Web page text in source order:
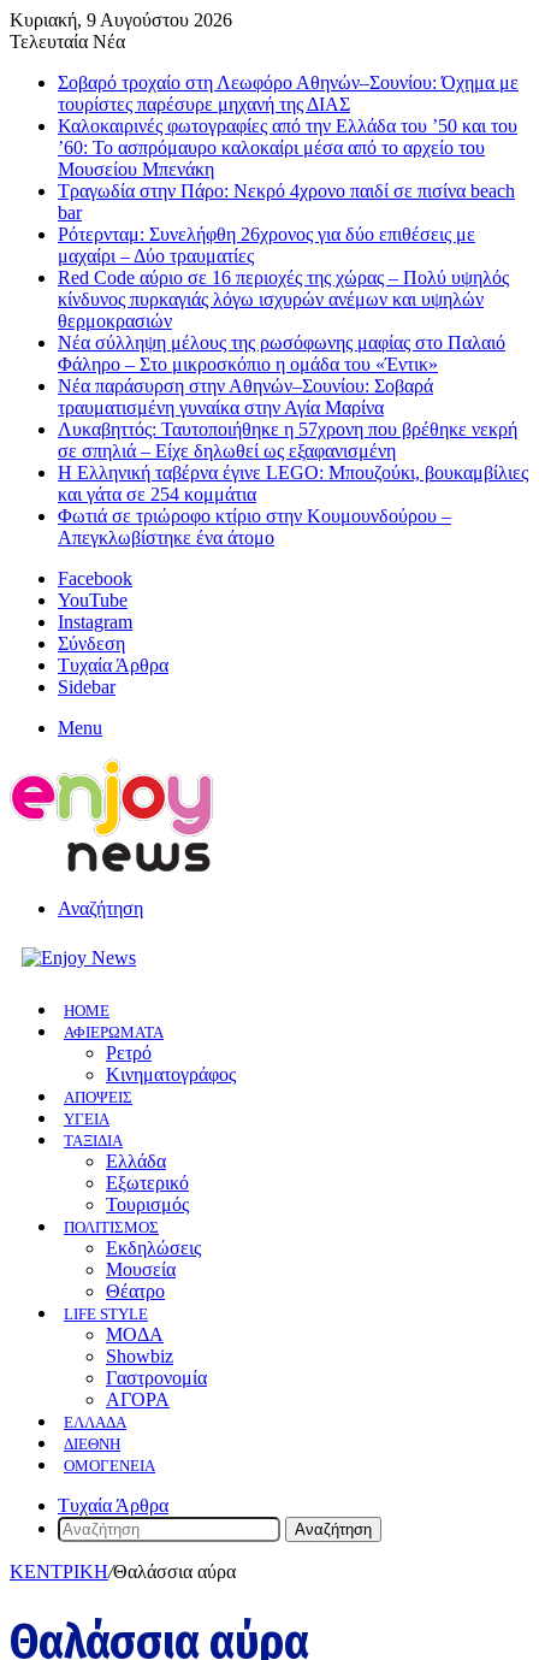
Κυριακή, 9 Αυγούστου 2026
Τελευταία Νέα
Σοβαρό τροχαίο στη Λεωφόρο Αθηνών–Σουνίου: Όχημα με
τουρίστες παρέσυρε μηχανή της ΔΙΑΣ
Καλοκαιρινές φωτογραφίες από την Ελλάδα του ’50 και του
’60: Το ασπρόμαυρο καλοκαίρι μέσα από το αρχείο του
Μουσείου Μπενάκη
Τραγωδία στην Πάρο: Νεκρό 4χρονο παιδί σε πισίνα beach
bar
Ρότερνταμ: Συνελήφθη 26χρονος για δύο επιθέσεις με
μαχαίρι – Δύο τραυματίες
Red Code αύριο σε 16 περιοχές της χώρας – Πολύ υψηλός
κίνδυνος πυρκαγιάς λόγω ισχυρών ανέμων και υψηλών
θερμοκρασιών
Νέα σύλληψη μέλους της ρωσόφωνης μαφίας στο Παλαιό
Φάληρο – Στο μικροσκόπιο η ομάδα του «Έντικ»
Νέα παράσυρση στην Αθηνών–Σουνίου: Σοβαρά
τραυματισμένη γυναίκα στην Αγία Μαρίνα
Λυκαβηττός: Ταυτοποιήθηκε η 57χρονη που βρέθηκε νεκρή
σε σπηλιά – Είχε δηλωθεί ως εξαφανισμένη
H Ελληνική ταβέρνα έγινε LEGO: Μπουζούκι, βουκαμβίλιες
και γάτα σε 254 κομμάτια
Φωτιά σε τριώροφο κτίριο στην Κουμουνδούρου –
Απεγκλωβίστηκε ένα άτομο
Facebook
YouTube
Instagram
Σύνδεση
Τυχαία Άρθρα
Sidebar
Menu
Αναζήτηση
HOME
ΑΦΙΕΡΩΜΑΤΑ
Ρετρό
Κινηματογράφος
ΑΠΟΨΕΙΣ
ΥΓΕΙΑ
ΤΑΞΙΔΙΑ
Ελλάδα
Εξωτερικό
Τουρισμός
ΠΟΛΙΤΙΣΜΟΣ
Eκδηλώσεις
Mουσεία
Θέατρο
LIFE STYLE
ΜΟΔΑ
Showbiz
Γαστρονομία
ΑΓΟΡΑ
ΕΛΛΆΔΑ
ΔΙΕΘΝΉ
ΟΜΟΓΈΝΕΙΑ
Τυχαία Άρθρα
Αναζήτηση
ΚΕΝΤΡΙΚΗ/Θαλάσσια αύρα
Θαλάσσια αύρα